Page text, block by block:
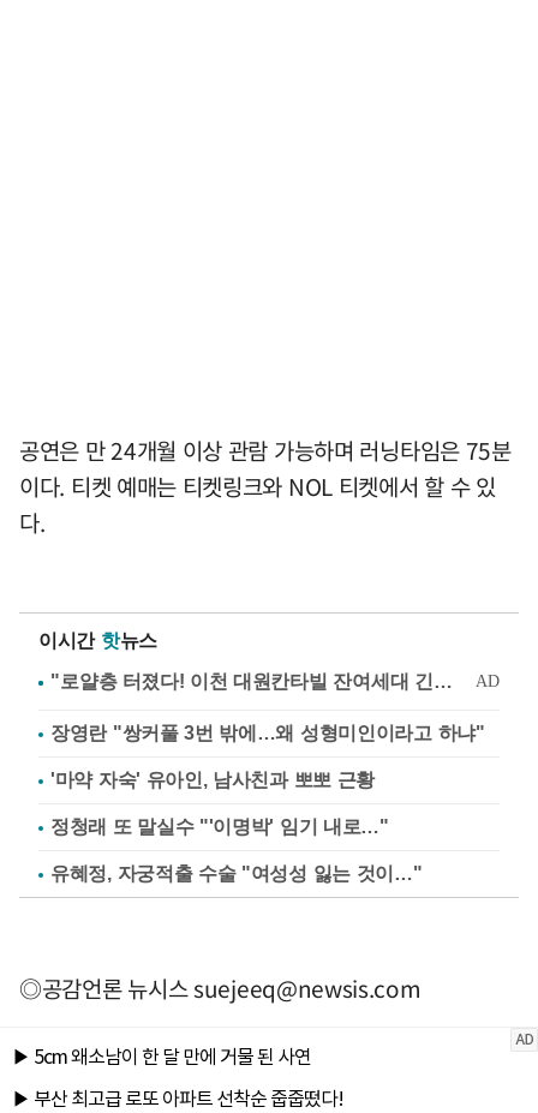
공연은 만 24개월 이상 관람 가능하며 러닝타임은 75분
이다. 티켓 예매는 티켓링크와 NOL 티켓에서 할 수 있
다.
이시간 핫뉴스
장영란 "쌍커풀 3번 밖에…왜 성형미인이라고 하냐"
'마약 자숙' 유아인, 남사친과 뽀뽀 근황
정청래 또 말실수 "'이명박' 임기 내로…"
유혜정, 자궁적출 수술 "여성성 잃는 것이…"
◎공감언론 뉴시스suejeeq@newsis.com